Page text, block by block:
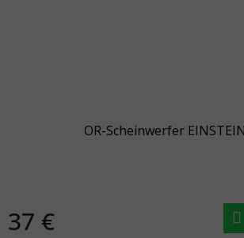
OR-Scheinwerfer
37 €